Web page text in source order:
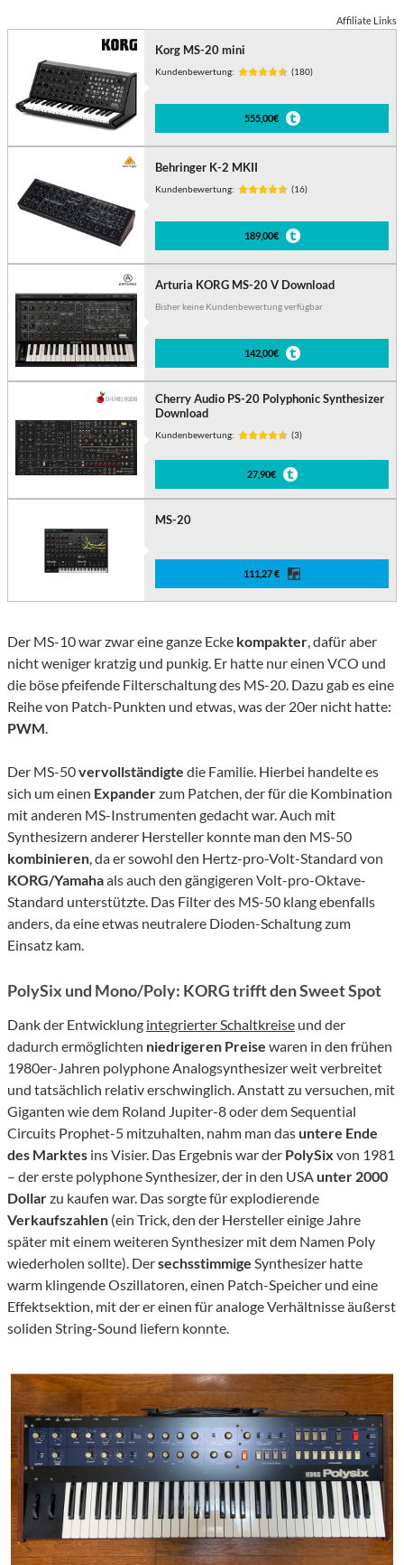
Affiliate Links
Korg MS-20 mini
Kundenbewertung: (180)
555,00€
Behringer K-2 MKII
Kundenbewertung: (16)
189,00€
Arturia KORG MS-20 V Download
Bisher keine Kundenbewertung verfügbar
142,00€
Cherry Audio PS-20 Polyphonic Synthesizer
Download
Kundenbewertung: (3)
27,90€
MS-20
111,27 €
Der MS-10 war zwar eine ganze Ecke kompakter, dafür aber
nicht weniger kratzig und punkig. Er hatte nur einen VCO und
die böse pfeifende Filterschaltung des MS-20. Dazu gab es eine
Reihe von Patch-Punkten und etwas, was der 20er nicht hatte:
PWM.
Der MS-50vervollständigte die Familie. Hierbei handelte es
sich um einen Expanderzum Patchen, der für die Kombination
mit anderen MS-Instrumenten gedacht war. Auch mit
Synthesizern anderer Hersteller konnte man den MS-50
kombinieren, da er sowohl den Hertz-pro-Volt-Standard von
KORG/Yamahaals auch den gängigeren Volt-pro-Oktave-
Standard unterstützte. Das Filter des MS-50 klang ebenfalls
anders, da eine etwas neutralere Dioden-Schaltung zum
Einsatz kam.
PolySix und Mono/Poly: KORG trifft den Sweet Spot
Dank der Entwicklung integrierter Schaltkreise und der
dadurch ermöglichten niedrigeren Preise waren in den frühen
1980er-Jahren polyphone Analogsynthesizer weit verbreitet
und tatsächlich relativ erschwinglich. Anstatt zu versuchen, mit
Giganten wie dem Roland Jupiter-8 oder dem Sequential
Circuits Prophet-5 mitzuhalten, nahm man das untere Ende
des Marktes ins Visier. Das Ergebnis war der PolySix von 1981
– der erste polyphone Synthesizer, der in den USA unter 2000
Dollarzu kaufen war. Das sorgte für explodierende
Verkaufszahlen (ein Trick, den der Hersteller einige Jahre
später mit einem weiteren Synthesizer mit dem Namen Poly
wiederholen sollte). Dersechsstimmige Synthesizer hatte
warm klingende Oszillatoren, einen Patch-Speicher und eine
Effektsektion, mit der er einen für analoge Verhältnisse äußerst
soliden String-Sound liefern konnte.